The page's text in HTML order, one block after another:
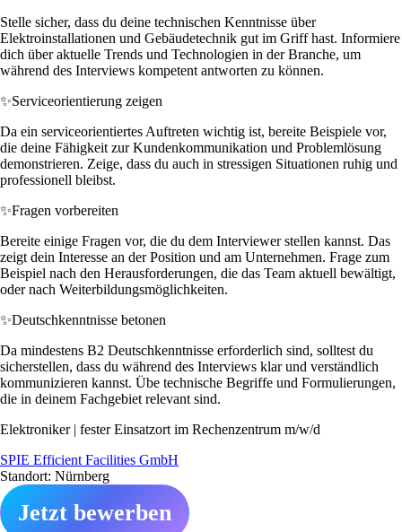
Stelle sicher, dass du deine technischen Kenntnisse über
Elektroinstallationen und Gebäudetechnik gut im Griff hast. Informiere
dich über aktuelle Trends und Technologien in der Branche, um
während des Interviews kompetent antworten zu können.
✨Serviceorientierung zeigen
Da ein serviceorientiertes Auftreten wichtig ist, bereite Beispiele vor,
die deine Fähigkeit zur Kundenkommunikation und Problemlösung
demonstrieren. Zeige, dass du auch in stressigen Situationen ruhig und
professionell bleibst.
✨Fragen vorbereiten
Bereite einige Fragen vor, die du dem Interviewer stellen kannst. Das
zeigt dein Interesse an der Position und am Unternehmen. Frage zum
Beispiel nach den Herausforderungen, die das Team aktuell bewältigt,
oder nach Weiterbildungsmöglichkeiten.
✨Deutschkenntnisse betonen
Da mindestens B2 Deutschkenntnisse erforderlich sind, solltest du
sicherstellen, dass du während des Interviews klar und verständlich
kommunizieren kannst. Übe technische Begriffe und Formulierungen,
die in deinem Fachgebiet relevant sind.
Elektroniker | fester Einsatzort im Rechenzentrum m/w/d
SPIE Efficient Facilities GmbH
Standort: Nürnberg
Jetzt bewerben